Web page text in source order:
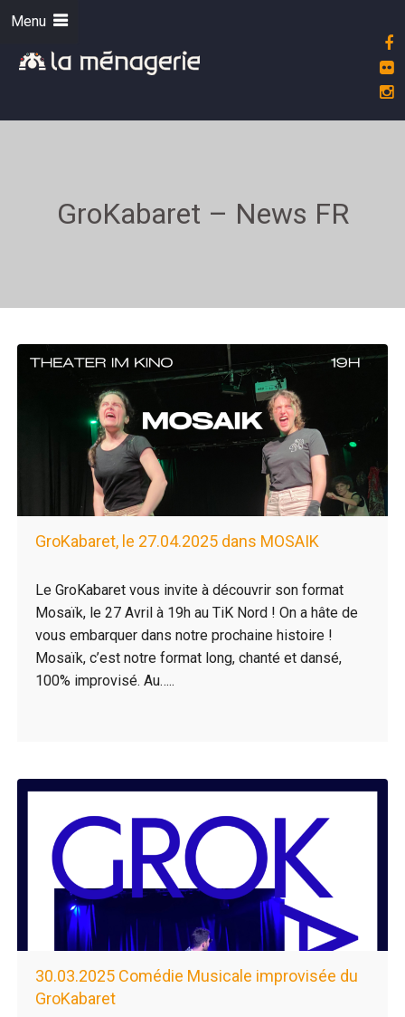
Menu
GroKabaret – News FR
GroKabaret, le 27.04.2025 dans MOSAIK
Le GroKabaret vous invite à découvrir son format
Mosaïk, le 27 Avril à 19h au TiK Nord ! On a hâte de
vous embarquer dans notre prochaine histoire !
Mosaïk, c’est notre format long, chanté et dansé,
100% improvisé. Au…..
30.03.2025 Comédie Musicale improvisée du
GroKabaret